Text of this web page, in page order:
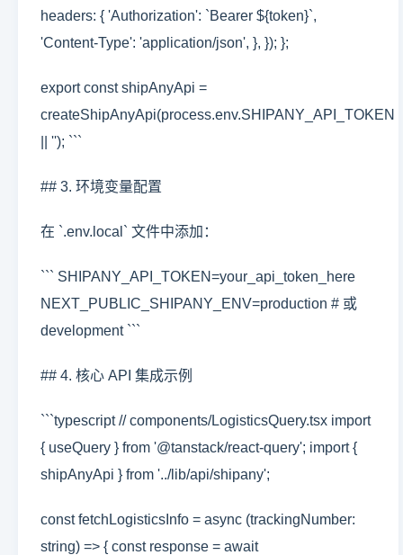
headers: { 'Authorization': `Bearer ${token}`,
'Content-Type': 'application/json', }, }); };
export const shipAnyApi =
createShipAnyApi(process.env.SHIPANY_API_TOKEN
|| ''); ```
## 3. 环境变量配置
在 `.env.local` 文件中添加：
``` SHIPANY_API_TOKEN=your_api_token_here
NEXT_PUBLIC_SHIPANY_ENV=production # 或
development ```
## 4. 核心 API 集成示例
```typescript // components/LogisticsQuery.tsx import
{ useQuery } from '@tanstack/react-query'; import {
shipAnyApi } from '../lib/api/shipany';
const fetchLogisticsInfo = async (trackingNumber:
string) => { const response = await